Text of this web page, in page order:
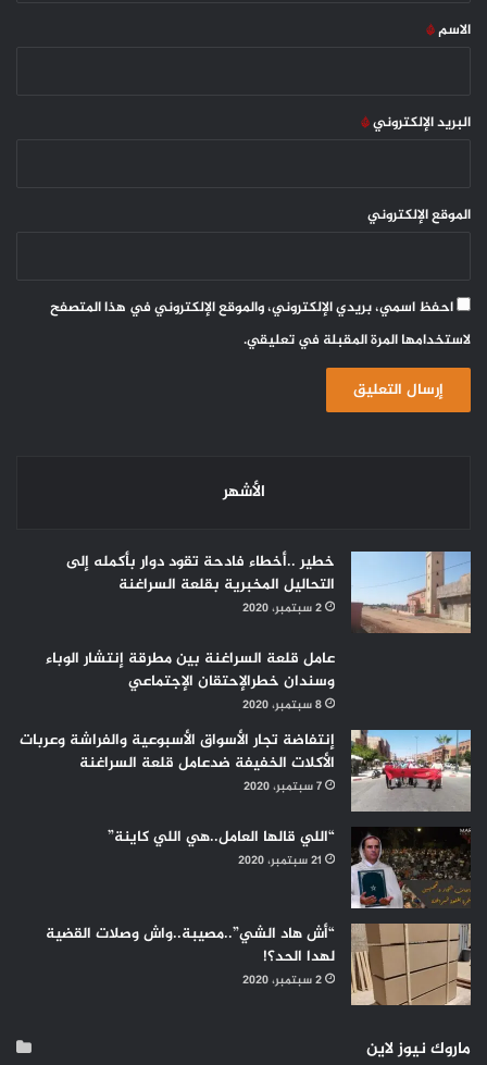
*
الاسم*
البريد الإلكتروني*
الموقع الإلكتروني
احفظ اسمي، بريدي الإلكتروني، والموقع الإلكتروني في هذا المتصفح
لاستخدامها المرة المقبلة في تعليقي.
الأشهر
خطير ..أخطاء فادحة تقود دوار بأكمله إلى
التحاليل المخبرية بقلعة السراغنة
2 سبتمبر، 2020
عامل قلعة السراغنة بين مطرقة إنتشار الوباء
وسندان خطرالإحتقان الإجتماعي
8 سبتمبر، 2020
إنتفاضة تجار الأسواق الأسبوعية والفراشة وعربات
الأكلات الخفيفة ضدعامل قلعة السراغنة
7 سبتمبر، 2020
“اللي قالها العامل..هي اللي كاينة”
21 سبتمبر، 2020
“أش هاد الشي”..مصيبة..واش وصلات القضية
لهدا الحد؟!
2 سبتمبر، 2020
ماروك نيوز لاين